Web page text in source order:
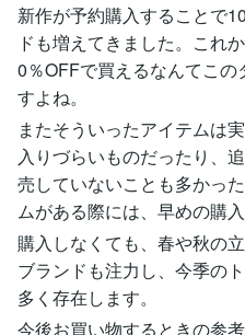
新作が予約購入することで
ドも増えてきました。これ
0％OFFで買えるなんてこ
すよね。
またそういったアイテムは
入りづらいものだったり、
売していないことも多かっ
ムがある際には、早めの購
購入しなくても、春や秋の
ブランドも注力し、今季の
多く存在します。
今後お買い物するときの参